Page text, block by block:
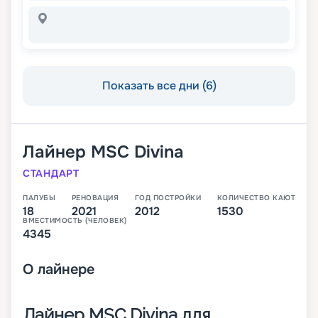
Показать все дни (6)
Лайнер MSC Divina
СТАНДАРТ
ПАЛУБЫ
18
РЕНОВАЦИЯ
2021
ГОД ПОСТРОЙКИ
2012
КОЛИЧЕСТВО КАЮТ
1530
ВМЕСТИМОСТЬ (ЧЕЛОВЕК)
4345
О лайнере